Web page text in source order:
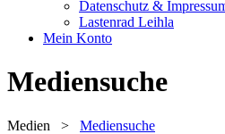
Datenschutz &
Lastenrad Leihla
Mein Konto
Mediensuche
Medien > Mediensuche